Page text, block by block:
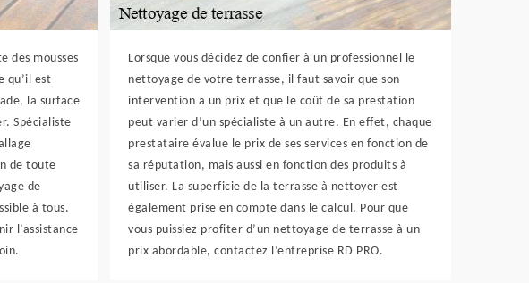
des mousses
qu’il est
la surface
Spécialiste
de toute
de
à tous.
l’assistance
Lorsque vous décidez de confier à un professionnel le
nettoyage de votre terrasse, il faut savoir que son
intervention a un prix et que le coût de sa prestation
peut varier d’un spécialiste à un autre. En effet, chaque
prestataire évalue le prix de ses services en fonction de
sa réputation, mais aussi en fonction des produits à
utiliser. La superficie de la terrasse à nettoyer est
également prise en compte dans le calcul. Pour que
vous puissiez profiter d’un nettoyage de terrasse à un
prix abordable, contactez l’entreprise RD PRO.